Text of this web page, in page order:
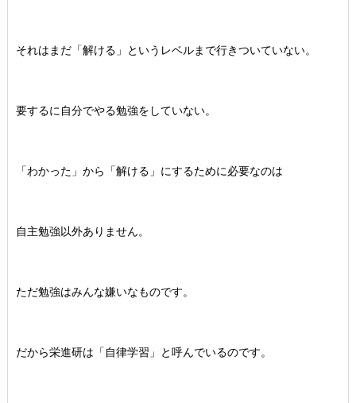
それはまだ「解ける」というレベルまで行きついていない。
要するに自分でやる勉強をしていない。
「わかった」から「解ける」にするために必要なのは
自主勉強以外ありません。
ただ勉強はみんな嫌いなものです。
だから栄進研は「自律学習」と呼んでいるのです。